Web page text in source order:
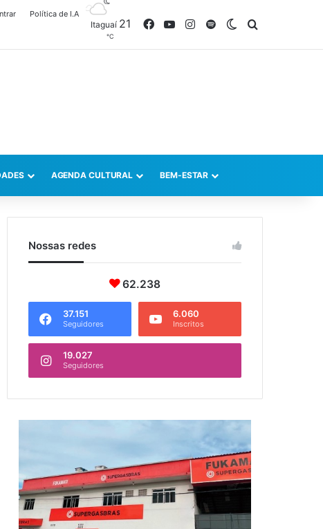
Política de I.A
Itaguaí 21
℃
FacebookYouTubeInstagram
SpotifySwitch skin
AGENDA CULTURAL BEM-ESTAR
Nossas redes
62.238
37.151
Seguidores
6.060
Inscritos
19.027
Seguidores